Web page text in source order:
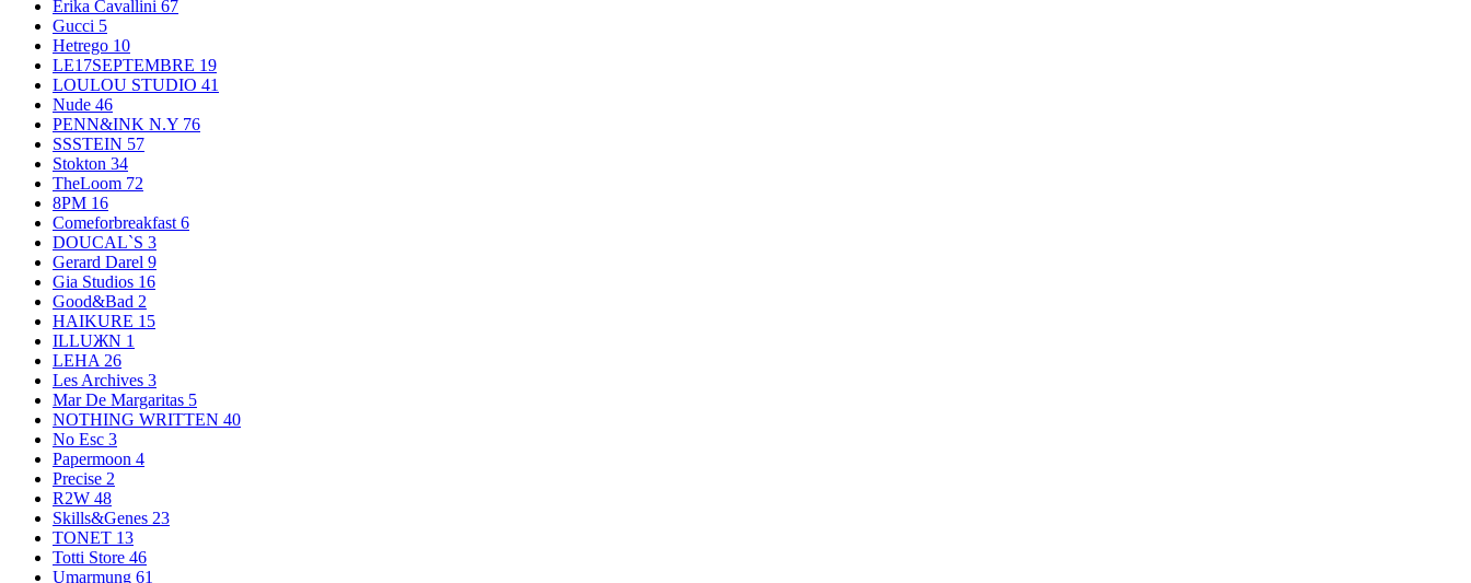
Erika Cavallini 67
Gucci 5
Hetrego 10
LE17SEPTEMBRE 19
LOULOU STUDIO 41
Nude 46
PENN&INK N.Y 76
SSSTEIN 57
Stokton 34
TheLoom 72
8PM 16
Comeforbreakfast 6
DOUCAL`S 3
Gerard Darel 9
Gia Studios 16
Good&Bad 2
HAIKURE 15
ILLUЖN 1
LEHA 26
Les Archives 3
Mar De Margaritas 5
NOTHING WRITTEN 40
No Esc 3
Papermoon 4
Precise 2
R2W 48
Skills&Genes 23
TONET 13
Totti Store 46
Umarmung 61